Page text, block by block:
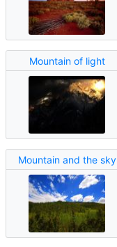
Mountain of light
Mountain and the sky